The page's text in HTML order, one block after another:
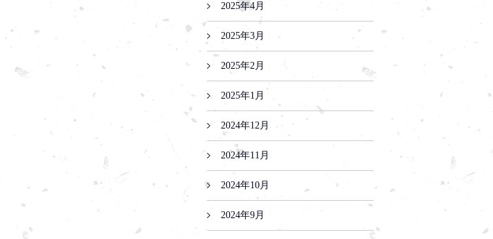
2025年4月
2025年3月
2025年2月
2025年1月
2024年12月
2024年11月
2024年10月
2024年9月